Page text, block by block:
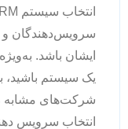
سرویس‌دهندگان و
ایشان باشد.
یک سیستم باشید،
شرکت‌های مشابه
انتخاب سرویس